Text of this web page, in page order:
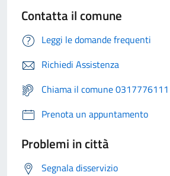
Contatta il comune
Leggi le domande frequenti
Richiedi Assistenza
Chiama il comune 0317776111
Prenota un appuntamento
Problemi in città
Segnala disservizio